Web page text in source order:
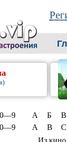
0—9 А Б В
0—9
A B C
Из кино